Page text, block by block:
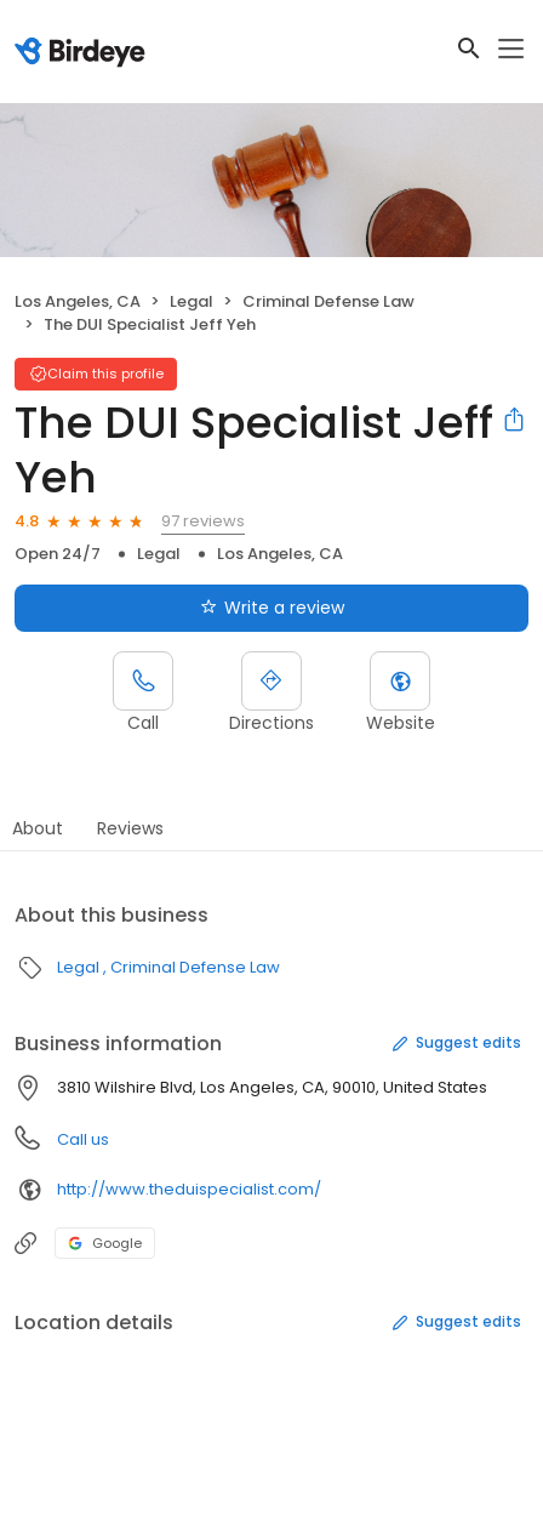
Los Angeles, CA Legal
Criminal Defense Law
The DUI Specialist Jeff Yeh
Claim this profile
The DUI Specialist Jeff
Yeh
4.8
97 reviews
Open 24/7
Legal Los Angeles, CA
Write a review
Call Directions Website
About Reviews
About this business
Legal Criminal Defense Law
Business information Suggest edits
3810 Wilshire Blvd, Los Angeles, CA, 90010, United States
Call us
http://www.theduispecialist.com/
Google
Location details Suggest edits